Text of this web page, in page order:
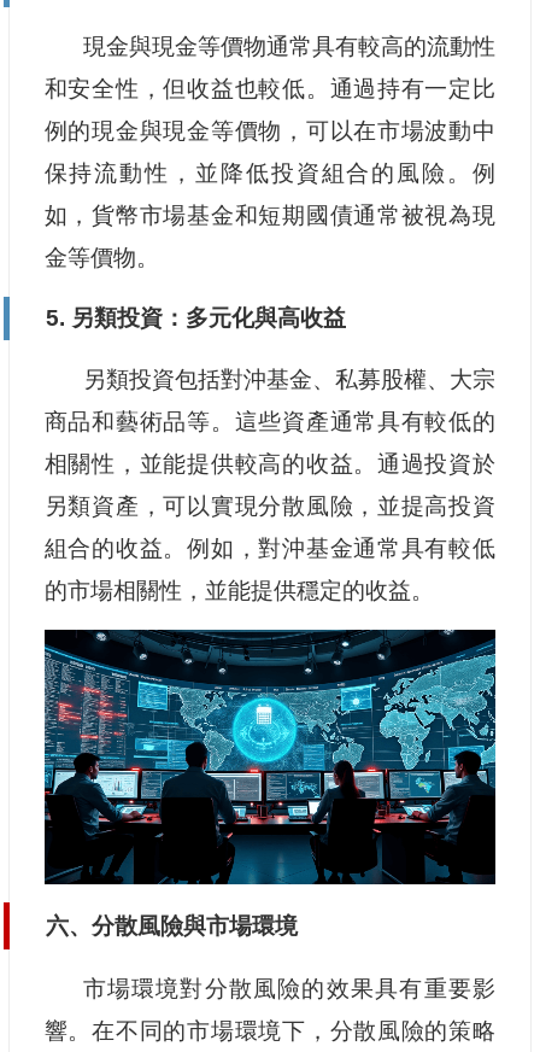
現金與現金等價物通常具有較高的流動性
和安全性，但收益也較低。通過持有一定比
例的現金與現金等價物，可以在市場波動中
保持流動性，並降低投資組合的風險。例
如，貨幣市場基金和短期國債通常被視為現
金等價物。
5. 另類投資：多元化與高收益
另類投資包括對沖基金、私募股權、大宗
商品和藝術品等。這些資產通常具有較低的
相關性，並能提供較高的收益。通過投資於
另類資產，可以實現分散風險，並提高投資
組合的收益。例如，對沖基金通常具有較低
的市場相關性，並能提供穩定的收益。
六、分散風險與市場環境
市場環境對分散風險的效果具有重要影
響。在不同的市場環境下，分散風險的策略